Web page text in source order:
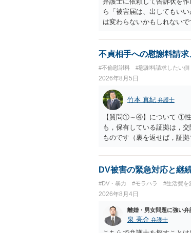
ら「被害届は、出してもい
は変わらないかもしれない
す。 一度、最寄りの「刑事
ご参考まで。
不貞相手への慰謝料請
#不倫慰謝料 #慰謝料請求したい側
2026年8月5日
竹本 真紀 弁護士
【質問①～④】について ①性
も，保有している証拠は，
ものです（裏を返せば，証
して，この点を考慮される
を検討するのがよいと思い
とが前提であり，その価値
れば，どのような内容の委
訴訟にするか，その点の見
かによって，考え方・進め
払を拒否するのであれば，
DV被害の緊急対応と継
#DV・暴力 #モラハラ #生活費を
2026年8月4日
離婚・男女問題に強い弁
泉 亮介 弁護士